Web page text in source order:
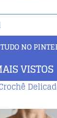
NO
VISTOS